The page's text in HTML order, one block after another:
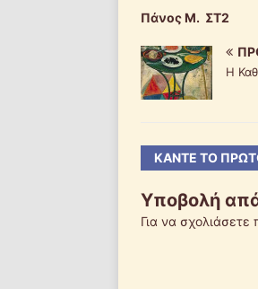
Πάνος Μ. ΣΤ2
Η
ΚΆΝΤΕ ΤΟ
Υποβολή
Για να σχολιάσετε